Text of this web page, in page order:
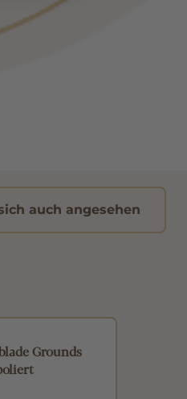
auch angesehen
Grounds